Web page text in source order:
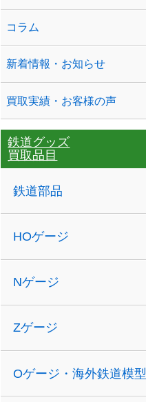
コラム
新着情報・お知らせ
買取実績・お客様の声
鉄道グッズ
買取品目
鉄道部品
HOゲージ
Nゲージ
Zゲージ
Oゲージ・海外鉄道模型